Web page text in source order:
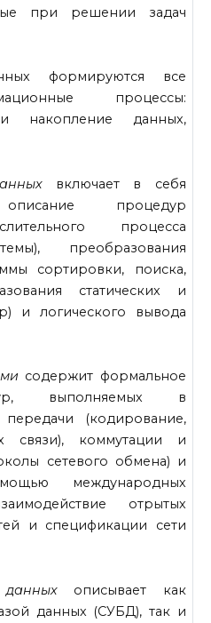
при решении задач
формируются все
процессы:
накопление данных,
включает в себя
опи­сание процедур
процесса
преобразования
сортировки, поиска,
статических и
и логического вывода
содержит формальное
выполняемых в
передачи (кодирование,
связи), коммутации и
сетевого обмена) и
международных
отрытых
и спецификации сети
данных описывает как
данных (СУБД), так и